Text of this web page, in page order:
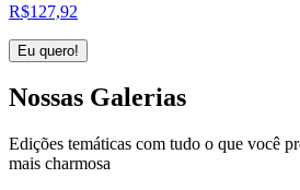
R$127,92
Eu quero!
Nossas Galerias
Edições temáticas com tudo o que você
mais charmosa